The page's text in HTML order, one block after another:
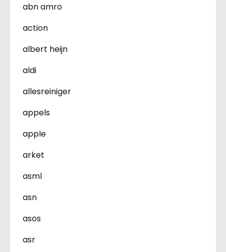
abn amro
action
albert heijn
aldi
allesreiniger
appels
apple
arket
asml
asn
asos
asr